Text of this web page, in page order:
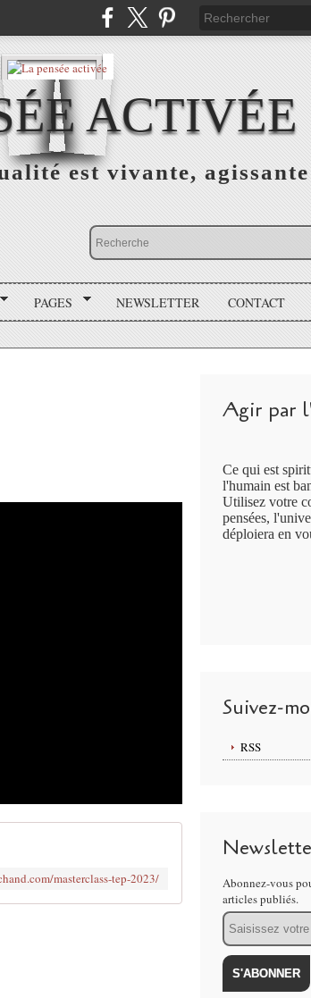
ACTIVÉE
est vivante,
PAGES NEWSLETTER CONTACT
masterclass-tep-2023/
Agir par
Ce qui est
l'humain est
Utilisez votre
pensées,
déploiera en
Suivez-
RSS
Abonnez-vous
articles publiés.
Email